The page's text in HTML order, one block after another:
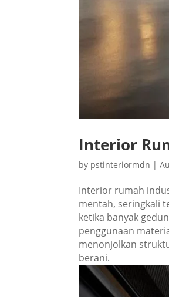
Interior
by pstinteriormdn |
Interior rumah
mentah, seringkali
ketika banyak
penggunaan
menonjolkan
berani.